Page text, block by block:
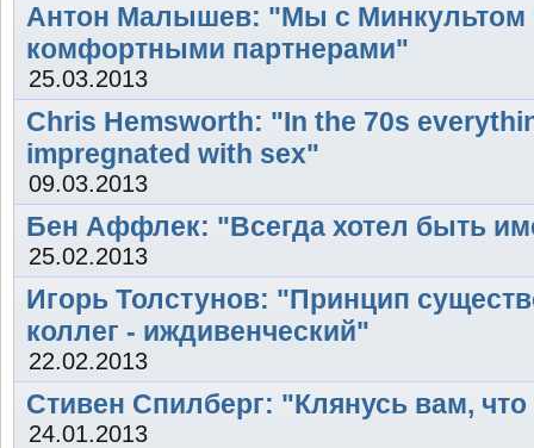
Антон Малышев: "Мы с Минкультом
комфортными партнерами"
25.03.2013
Chris Hemsworth: "In the 70s
impregnated with sex"
09.03.2013
Бен Аффлек: "Всегда хотел быть
25.02.2013
Игорь Толстунов: "Принцип
коллег - иждивенческий"
22.02.2013
Стивен Спилберг: "Клянусь вам,
24.01.2013